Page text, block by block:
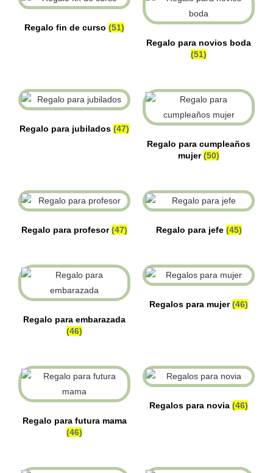
Regalo fin de curso (51)
Regalo para novios boda
(51)
Regalo para jubilados (47)
Regalo para cumpleaños
mujer(50)
Regalo para profesor(47) Regalo para jefe (45)
Regalo para embarazada
(46)
Regalos para mujer(46)
Regalo para futura mama
(46)
Regalos para novia (46)